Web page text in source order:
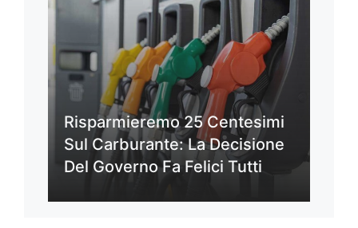
Risparmieremo 25 Centesimi
Sul Carburante: La Decisione
Del Governo Fa Felici Tutti